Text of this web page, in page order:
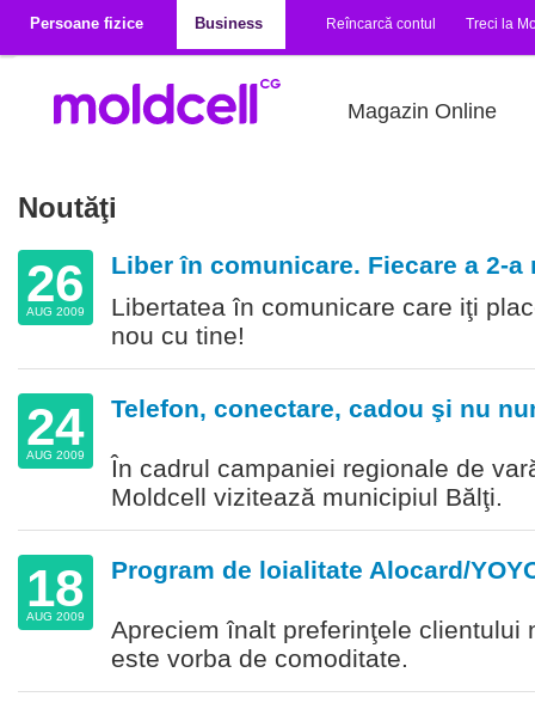
Persoane fizice
Business Reîncarcă contul Treci la
Magazin Online
Noutăţi
26
AUG 2009
Liber în comunicare. Fiecare a 2-a
Libertatea în comunicare care iţi
nou cu tine!
24
AUG 2009
Telefon, conectare, cadou şi nu
În cadrul campaniei regionale de
Moldcell vizitează municipiul Bălţi.
18
AUG 2009
Program de loialitate Alocard/
Apreciem înalt preferinţele clientului
este vorba de comoditate.